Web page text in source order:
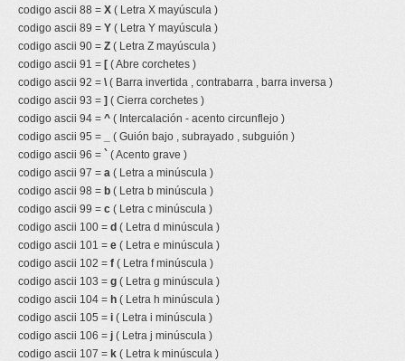
codigo ascii 88 = X ( Letra X mayúscula )
codigo ascii 89 = Y ( Letra Y mayúscula )
codigo ascii 90 = Z ( Letra Z mayúscula )
codigo ascii 91 = [ ( Abre corchetes )
codigo ascii 92 = \( Barra invertida , contrabarra , barra inversa )
codigo ascii 93 = ] ( Cierra corchetes )
codigo ascii 94 = ^ ( Intercalación - acento circunflejo )
codigo ascii 95 =
( Guión bajo , subrayado , subguión )
codigo ascii 96 = ` ( Acento grave )
codigo ascii 97 = a ( Letra a minúscula )
codigo ascii 98 = b ( Letra b minúscula )
codigo ascii 99 = c ( Letra c minúscula )
codigo ascii 100 = d ( Letra d minúscula )
codigo ascii 101 = e ( Letra e minúscula )
codigo ascii 102 = f ( Letra f minúscula )
codigo ascii 103 = g ( Letra g minúscula )
codigo ascii 104 = h ( Letra h minúscula )
codigo ascii 105 = i ( Letra i minúscula )
codigo ascii 106 = j ( Letra j minúscula )
codigo ascii 107 = k ( Letra k minúscula )